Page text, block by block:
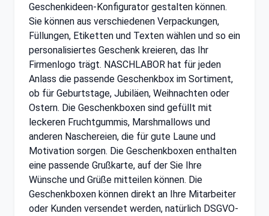
Geschenkideen-Konfigurator gestalten können.
Sie können aus verschiedenen Verpackungen,
Füllungen, Etiketten und Texten wählen und so ein
personalisiertes Geschenk kreieren, das Ihr
Firmenlogo trägt. NASCHLABOR hat für jeden
Anlass die passende Geschenkbox im Sortiment,
ob für Geburtstage, Jubiläen, Weihnachten oder
Ostern. Die Geschenkboxen sind gefüllt mit
leckeren Fruchtgummis, Marshmallows und
anderen Naschereien, die für gute Laune und
Motivation sorgen. Die Geschenkboxen enthalten
eine passende Grußkarte, auf der Sie Ihre
Wünsche und Grüße mitteilen können. Die
Geschenkboxen können direkt an Ihre Mitarbeiter
oder Kunden versendet werden, natürlich DSGVO-